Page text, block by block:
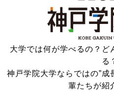
大学では何が学べるの？ど
る
神戸学院大学ならではの”成
輩たちが紹